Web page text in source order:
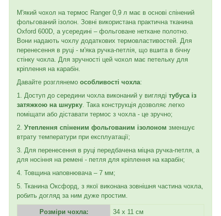
М'який чохол на термос Ranger 0,9 л має в основі спінений
фольгований ізолон. Зовні використана практична тканина
Oxford 600D, а усередині – фольговане неткане полотно.
Вони надають чохлу додаткових термовластивостей. Для
перенесення в руці - м'яка ручка-петлія, що вшита в бічну
стінку чохла. Для зручності цей чохол має петельку для
кріплення на карабін.
Давайте розглянемо особливості чохла:
1. Доступ до середини чохла виконаний у вигляді тубуса із
затяжкою на шнурку . Така конструкція дозволяє легко
поміщати або діставати термос з чохла - це зручно;
2. Утеплення спіненим фольгованим ізолоном зменшує
втрату температури при експлуатації;
3. Для перенесення в руці передбачена міцна ручка-петля, а
для носіння на ремені - петля для кріплення на карабін;
4. Товщина наповнювача – 7 мм;
5. Тканина Оксфорд, з якої виконана зовнішня частина чохла,
робить догляд за ним дуже простим.
Розміри чохла:
34 х 11 см